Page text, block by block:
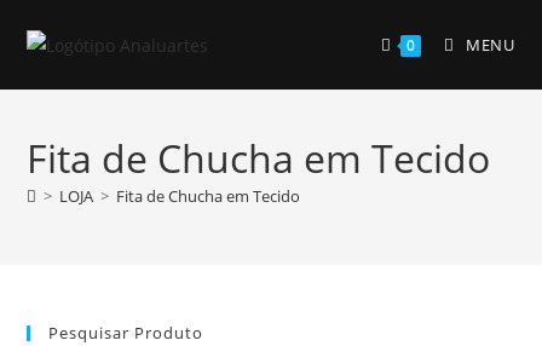
0 MENU
Fita de Chucha em Tecido
> LOJA > Fita de Chucha em Tecido
Pesquisar Produto